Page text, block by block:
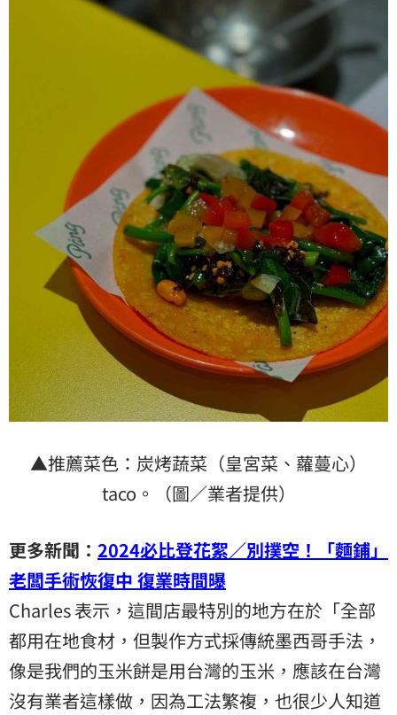
▲推薦菜色：炭烤蔬菜（皇宮菜、蘿蔓心）
taco。（圖／業者提供）
更多新聞： 2024必比登花絮／別撲空！「麵鋪」
老闆手術恢復中 復業時間曝
Charles 表示，這間店最特別的地方在於「全部
都用在地食材，但製作方式採傳統墨西哥手法，
像是我們的玉米餅是用台灣的玉米，應該在台灣
沒有業者這樣做，因為工法繁複，也很少人知道